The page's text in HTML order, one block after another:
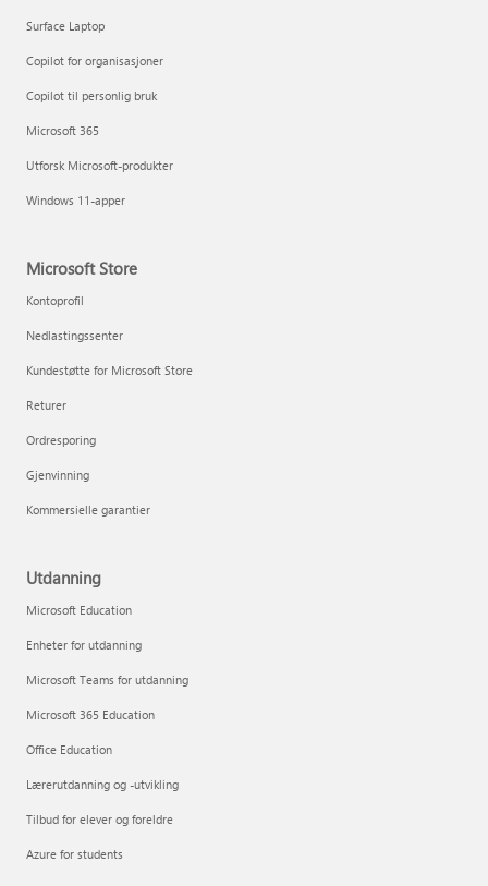
Surface Laptop
Copilot for organisasjoner
Copilot til personlig bruk
Microsoft 365
Utforsk Microsoft-produkter
Windows 11-apper
Microsoft Store
Kontoprofil
Nedlastingssenter
Kundestøtte for Microsoft Store
Returer
Ordresporing
Gjenvinning
Kommersielle garantier
Utdanning
Microsoft Education
Enheter for utdanning
Microsoft Teams for utdanning
Microsoft 365 Education
Office Education
Lærerutdanning og -utvikling
Tilbud for elever og foreldre
Azure for students